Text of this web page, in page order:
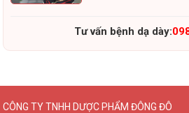
Tư vấn bệnh dạ dày:
CÔNG TY TNHH DƯỢC PHẨM ĐÔNG ĐÔ